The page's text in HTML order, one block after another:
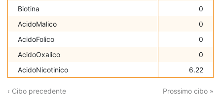
Biotina
0
AcidoMalico
0
AcidoFolico
0
AcidoOxalico
0
AcidoNicotinico
6.22
‹ Cibo precedente Prossimo cibo »